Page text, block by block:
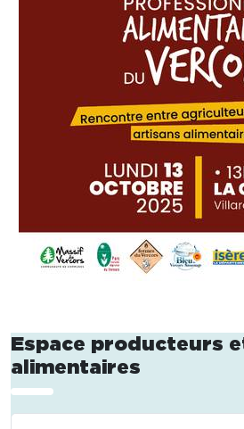
Espace producteurs
alimentaires